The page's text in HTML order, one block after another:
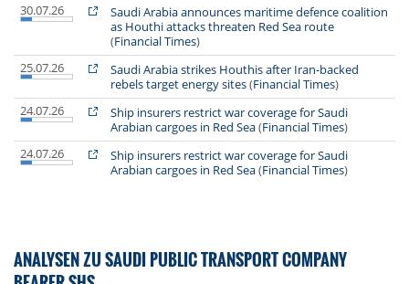
30.07.26
Saudi Arabia announces maritime defence coalition
as Houthi attacks threaten Red Sea route
(Financial Times)
25.07.26
Saudi Arabia strikes Houthis after Iran-backed
rebels target energy sites(Financial Times)
24.07.26
Ship insurers restrict war coverage for Saudi
Arabian cargoes in Red Sea(Financial Times)
24.07.26
Ship insurers restrict war coverage for Saudi
Arabian cargoes in Red Sea(Financial Times)
ANALYSEN ZU SAUDI PUBLIC TRANSPORT COMPANY